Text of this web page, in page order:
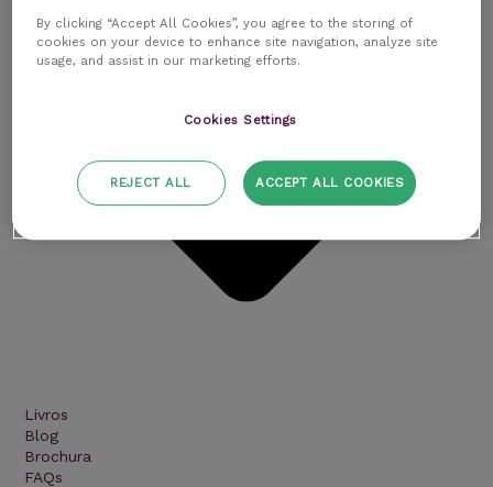
Livros
Blog
Brochura
FAQs
By clicking “Accept All Cookies”, you agree to the storing of
cookies on your device to enhance site navigation, analyze site
usage, and assist in our marketing efforts.
Cookies Settings
REJECT ALL ACCEPT ALL COOKIES